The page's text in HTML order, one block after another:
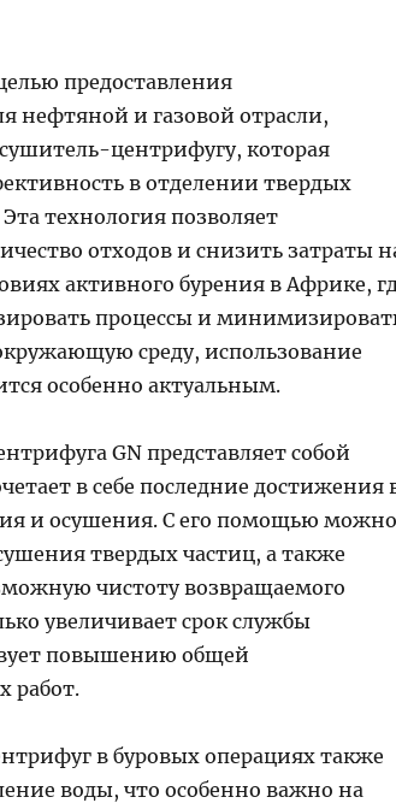
предоставления
и газовой отрасли,
центрифугу, которая
в отделении твердых
технология позволяет
отходов и снизить затраты
активного бурения в Африке,
процессы и
среду, использование
особенно актуальным.
GN представляет собой
в себе последние достижения
и осушения. С его помощью можно
твердых частиц, а также
чистоту возвращаемого
увеличивает срок службы
повышению общей
работ.
в буровых операциях также
воды, что особенно важно на